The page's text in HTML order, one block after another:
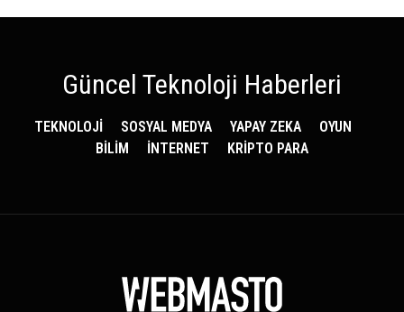
Güncel Teknoloji Haberleri
TEKNOLOJİ SOSYAL MEDYA YAPAY ZEKA
OYUN
BİLİM
İNTERNET KRİPTO PARA